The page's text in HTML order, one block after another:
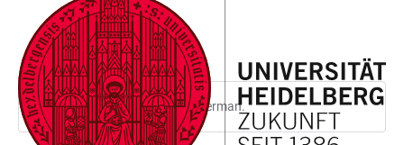
ACCESSIBILITY
LINKS
JUMP
TO
MAIN
CONTENT
OPEN
MAIN
NAVIGATION
OPEN
SEARCH
FORM
This page is only available in German.